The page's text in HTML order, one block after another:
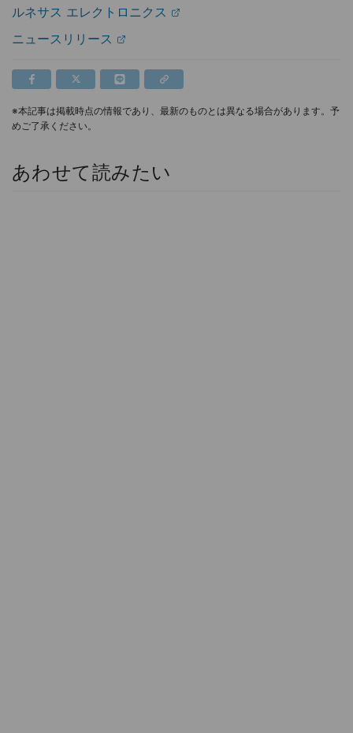
ルネサス エレクトロニクス
ニュースリリース
※本記事は掲載時点の情報であり、最新のものとは異なる場合があります。予
めご了承ください。
あわせて読みたい